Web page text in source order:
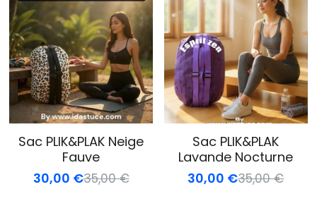
Sac PLIK&PLAK Neige
Fauve
30,00 €35,00 €
Sac PLIK&PLAK
Lavande Nocturne
30,00 €35,00 €